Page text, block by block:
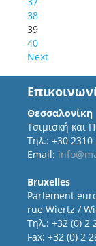
38
39
40
Next
Θεσσαλονίκη
Τσιμισκή και
Τηλ.: +30 2310
Email:
Bruxelles
Parlement
rue Wiertz /
Τηλ.: +32 (0) 2
Fax: +32 (0) 2